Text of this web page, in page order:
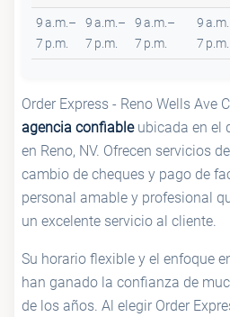
9 a.m.–
7 p.m.
9 a.m.–
7 p.m.
9 a.m.–
7 p.m.
9
7 p.m.
Order Express - Reno Wells Ave
agencia confiableubicada en el
en Reno, NV. Ofrecen servicios de
cambio de cheques y pago de
personal amable y profesional
un excelente servicio al cliente.
Su horario flexible y el enfoque
han ganado la confianza de
de los años. Al elegir Order